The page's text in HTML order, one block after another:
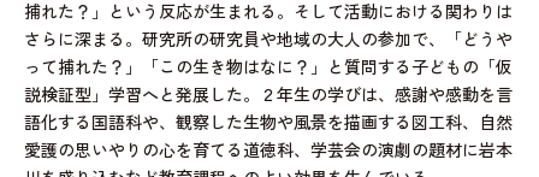
捕れた？」という反応が生まれる。そして活動における関わりは
さらに深まる。研究所の研究員や地域の大人の参加で、「どうや
って捕れた？」「この生き物はなに？」と質問する子どもの「仮
説検証型」学習へと発展した。２年生の学びは、感謝や感動を言
語化する国語科や、観察した生物や風景を描画する図工科、自然
愛護の思いやりの心を育てる道徳科、学芸会の演劇の題材に岩本